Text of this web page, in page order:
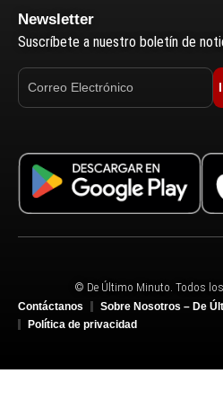
Newsletter
Suscríbete a nuestro boletín de
© De Último Minuto. Todos los
Contáctanos
Sobre Nosotros – De
Política de privacidad